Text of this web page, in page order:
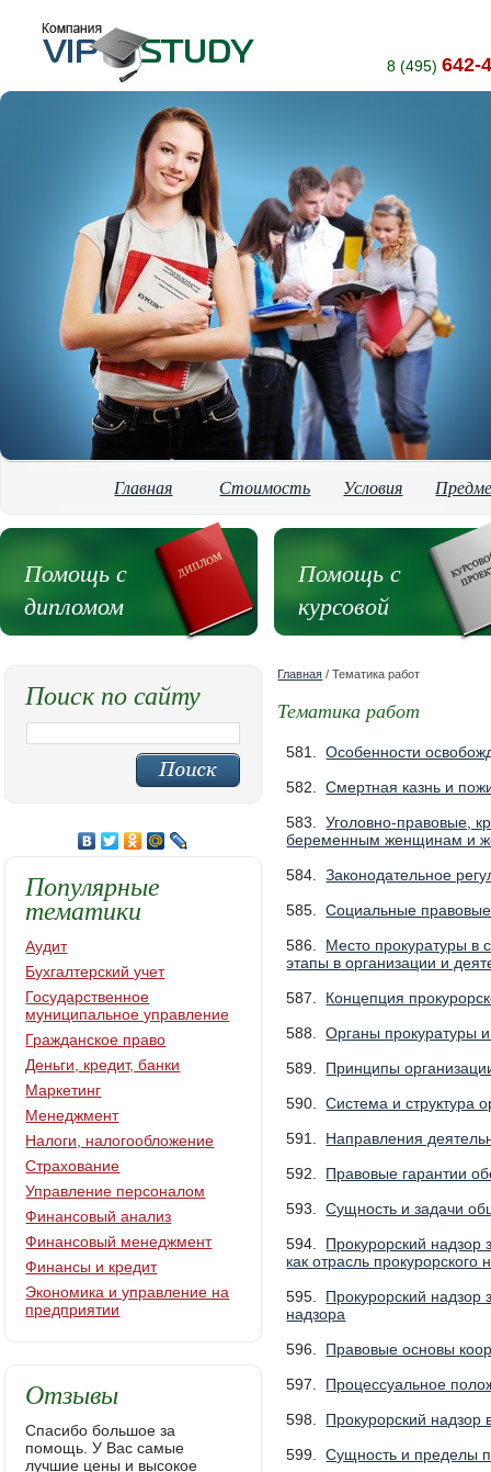
8 (495) 642-
Главная Стоимость Условия
Помощь с
дипломом
Помощь с
курсовой
Главная / Тематика работ
Тематика работ
581.Особенности
582.Смертная казнь и
583.Уголовно-правовые,
беременным женщинам и
584.Законодательное
585.Социальные правовые
586. Место прокуратуры в
этапы в организации и
587. Концепция
588.Органы прокуратуры
589. Принципы
590.Система и структура
591. Направления
592. Правовые гарантии
593.Сущность и задачи
594. Прокурорский надзор
как отрасль прокурорского
595. Прокурорский надзор
надзора
596. Правовые основы
597. Процессуальное
598. Прокурорский надзор
599.Сущность и пределы
Поиск по сайту
Популярные
тематики
Аудит
Бухгалтерский учет
Государственное
муниципальное управление
Гражданское право
Деньги, кредит, банки
Маркетинг
Менеджмент
Налоги, налогообложение
Страхование
Управление персоналом
Финансовый анализ
Финансовый менеджмент
Финансы и кредит
Экономика и управление на
предприятии
Отзывы
Спасибо большое за
помощь. У Вас самые
лучшие цены и высокое